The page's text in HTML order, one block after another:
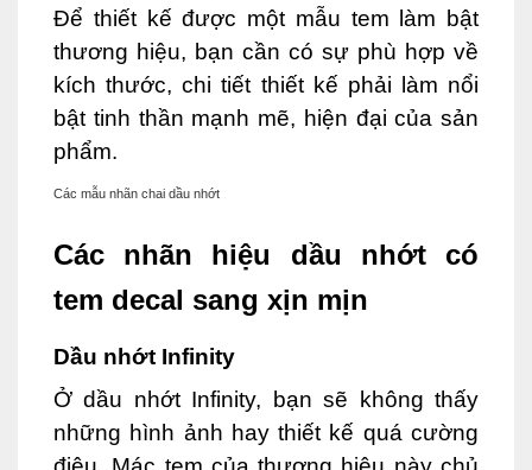
Để thiết kế được một mẫu tem làm bật
thương hiệu, bạn cần có sự phù hợp về
kích thước, chi tiết thiết kế phải làm nổi
bật tinh thần mạnh mẽ, hiện đại của sản
phẩm.
Các mẫu nhãn chai dầu nhớt
Các nhãn hiệu dầu nhớt có
tem decal sang xịn mịn
Dầu nhớt Infinity
Ở dầu nhớt Infinity, bạn sẽ không thấy
những hình ảnh hay thiết kế quá cường